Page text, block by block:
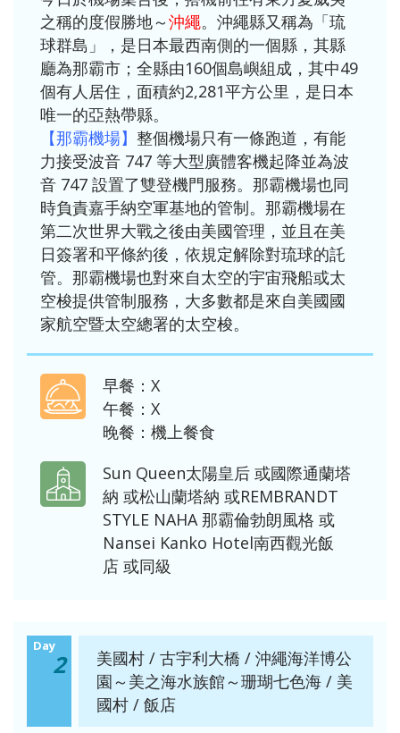
之稱的度假勝地～沖繩。沖繩縣又稱為「琉
球群島」，是日本最西南側的一個縣，其縣
廳為那霸市；全縣由160個島嶼組成，其中49
個有人居住，面積約2,281平方公里，是日本
唯一的亞熱帶縣。
【那霸機場】 整個機場只有一條跑道，有能
力接受波音 747 等大型廣體客機起降並為波
音 747 設置了雙登機門服務。那霸機場也同
時負責嘉手納空軍基地的管制。那霸機場在
第二次世界大戰之後由美國管理，並且在美
日簽署和平條約後，依規定解除對琉球的託
管。那霸機場也對來自太空的宇宙飛船或太
空梭提供管制服務，大多數都是來自美國國
家航空暨太空總署的太空梭。
早餐：X
午餐：X
晚餐：機上餐食
Sun Queen太陽皇后 或國際通蘭塔
納 或松山蘭塔納 或REMBRANDT
STYLE NAHA 那霸倫勃朗風格 或
Nansei Kanko Hotel南西觀光飯
店 或同級
Day
2
美國村 / 古宇利大橋 / 沖繩海洋博公
園～美之海水族館～珊瑚七色海 / 美
國村 / 飯店